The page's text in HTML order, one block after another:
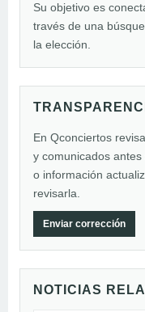
Su objetivo es
través de una
la elección.
En Qconciertos
y comunicados
o información
revisarla.
Enviar corrección
NOTICIAS